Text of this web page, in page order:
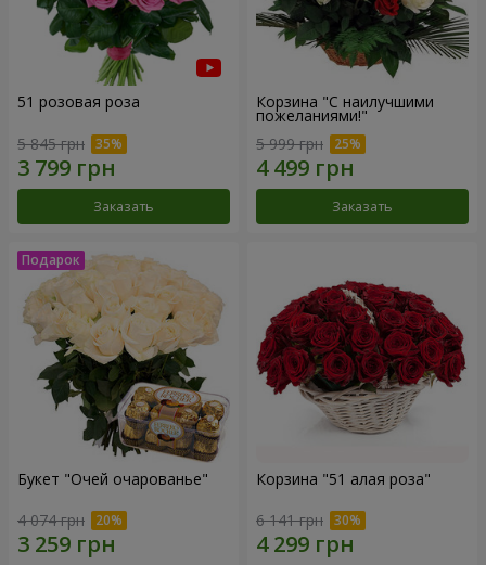
51 розовая роза
5 845 грн
Заказать
Корзина "С наилучшими
пожеланиями!"
5 999 грн
Заказать
Букет "Очей очарованье"
4 074 грн
Корзина "51 алая роза"
6 141 грн